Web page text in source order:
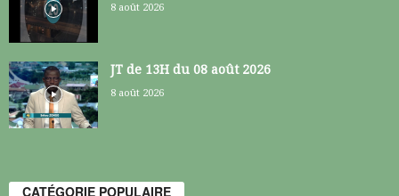
8 août 2026
JT de 13H du 08 août 2026
8 août 2026
CATÉGORIE POPULAIRE